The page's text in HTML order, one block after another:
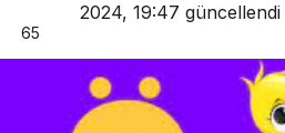
2024, 19:47 güncellendi
65